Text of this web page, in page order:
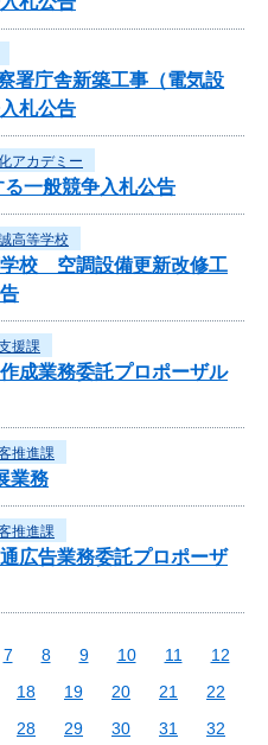
署庁舎新築工事（電気設
札公告
アカデミー
一般競争入札公告
高等学校
学校 空調設備更新改修工
援課
成業務委託プロポーザル
推進課
業務
推進課
広告業務委託プロポーザ
7 8 9 10 11
12
18 19 20 21
22
28 29 30 31
32